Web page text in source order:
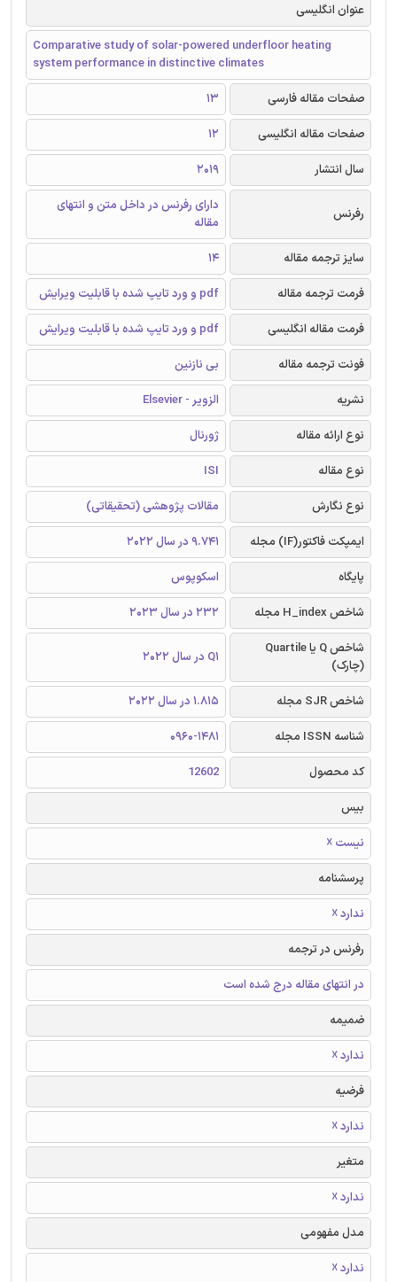
عنوان انگلیسی
Comparative study of solar-powered underfloor heating
system performance in distinctive climates
صفحات مقاله فارسی
13
صفحات مقاله انگلیسی
12
سال انتشار
2019
رفرنس
دارای رفرنس در داخل متن و انتهای
مقاله
سایز ترجمه مقاله
14
فرمت ترجمه مقاله
pdf و ورد تایپ شده با قابلیت ویرایش
فرمت مقاله انگلیسی
pdf و ورد تایپ شده با قابلیت ویرایش
فونت ترجمه مقاله
بی نازنین
نشریه
الزویر - Elsevier
نوع ارائه مقاله
ژورنال
نوع مقاله
ISI
نوع نگارش
مقالات پژوهشی (تحقیقاتی)
ایمپکت فاکتور(IF) مجله
9.741 در سال 2022
پایگاه
اسکوپوس
شاخص H_index مجله
232 در سال 2023
شاخص Q یا Quartile
(چارک)
Q1 در سال 2022
شاخص SJR مجله
1.815 در سال 2022
شناسه ISSN مجله
0960-1481
کد محصول
12602
بیس
نیست ☓
پرسشنامه
ندارد ☓
رفرنس در ترجمه
در انتهای مقاله درج شده است
ضمیمه
ندارد ☓
فرضیه
ندارد ☓
متغیر
ندارد ☓
مدل مفهومی
ندارد ☓